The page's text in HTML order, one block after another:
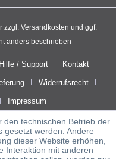
zzgl. Versandkosten und ggf.
anders beschrieben
Hilfe / Support Kontakt
Widerrufsrecht
Impressum
den technischen Betrieb der
gesetzt werden. Andere
dieser Website erhöhen,
Interaktion mit anderen